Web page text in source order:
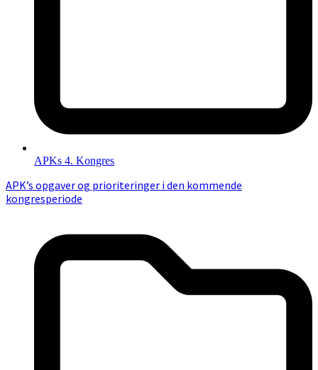
APKs 4. Kongres
APK’s opgaver og prioriteringer i den kommende
kongresperiode